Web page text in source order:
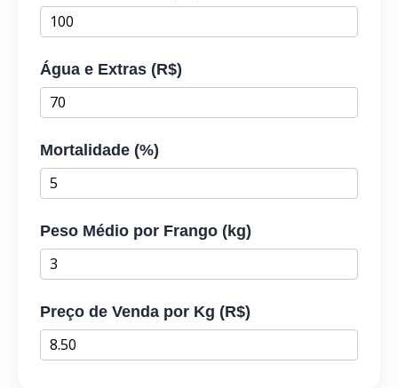
Água e Extras (R$)
Mortalidade (%)
Peso Médio por Frango (kg)
Preço de Venda por Kg (R$)